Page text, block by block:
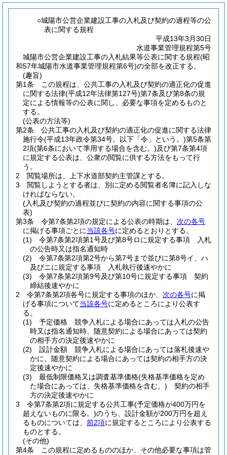
○城陽市公営企業建設工事の入札及び契約の過程等の公
表に関する規程
平成13年3月30日
水道事業管理規程第5号
城陽市公営企業建設工事の入札結果等公表に関する規程(昭
和57年城陽市水道事業管理規程第6号)の全部を改正する。
(趣旨)
第1条
この規程は、公共工事の入札及び契約の適正化の促進
に関する法律(平成12年法律第127号)第7条及び第8条の規
定による情報等の公表に関し、必要な事項を定めるものと
する。
(公表の方法等)
第2条
公共工事の入札及び契約の適正化の促進に関する法律
施行令(平成13年政令第34号。以下「令」という。)第5条第
2項(第6条において準用する場合を含む。)及び第7条第4項
に規定する公表は、公衆の閲覧に供する方法をもって行
う。
2
閲覧場所は、上下水道部契約主管課とする。
3
閲覧しようとする者は、別に定める閲覧者名簿に記入しな
ければならない。
(入札及び契約の過程並びに契約の内容に関する事項の公
表)
第3条
令第7条第2項の規定による公表の時期は、 次の各号
に掲げる事項ごとに当該各号に定めるとおりとする。
(1)
令第7条第2項第1号及び第8号ロに規定する事項 入札
の公告時又は指名通知時
(2)
令第7条第2項第2号から第7号まで並びに第8号イ、ハ
及びニに規定する事項 入札執行後速やかに
(3)
令第7条第2項第9号及び第10号に規定する事項 契約
締結後速やかに
2
令第7条第2項各号に規定する事項のほか、 次の各号に掲
げる事項について当該各号に定めるところにより公表す
る。
(1)
予定価格 競争入札による場合にあっては入札の公告
時又は指名通知時、随意契約による場合にあっては契約
の相手方の決定後速やかに
(2)
設計金額 競争入札による場合にあっては落札後速や
かに、随意契約による場合にあっては契約の相手方の決
定後速やかに
(3)
最低制限価格又は調査基準価格(失格基準価格を定め
た場合にあっては、失格基準価格を含む。) 契約の相手
方の決定後速やかに
3
令第7条第2項に規定する公共工事(予定価格が400万円を
超えないものに限る。)のうち、設計金額が200万円を超え
るものについては、 前2項に規定するところにより公表する
ものとする。
(その他)
第4条
この規程に定めるもののほか、その他必要な事項は管